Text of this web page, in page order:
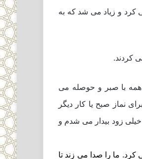
کرد و زیاد مى شد که به
کردند.
همه با صبر و حوصله مى
نماز صبح یا کار دیگر
زود بیدار مى شدم و
ما را صدا مى زند تا